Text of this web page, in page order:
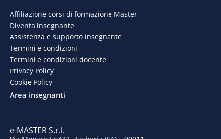
e
b
o
k
k
e
d
t
Affiliazione corsi di formazione Master
Diventa insegnante
Assistenza e supporto insegnante
Termini e condizioni
Termini e condizioni docente
Privacy Policy
Cookie Policy
Area insegnanti
e-MASTER S.r.l.